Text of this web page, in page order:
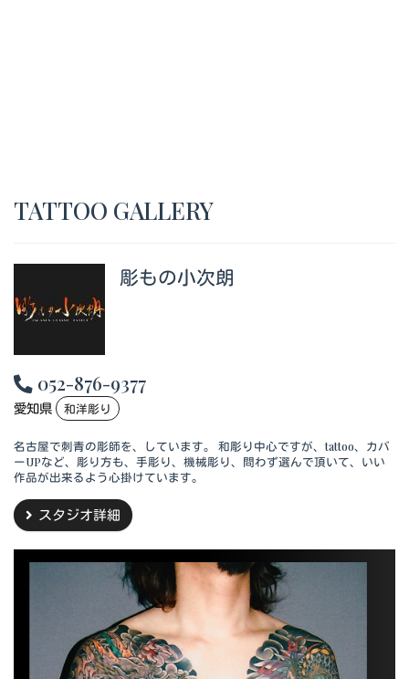
TATTOO GALLERY
彫もの小次朗
052-876-9377
愛知県 和洋彫り
名古屋で刺青の彫師を、しています。 和彫り中心ですが、tattoo、カバ
ーUPなど、彫り方も、手彫り、機械彫り、問わず選んで頂いて、いい
作品が出来るよう心掛けています。
スタジオ詳細